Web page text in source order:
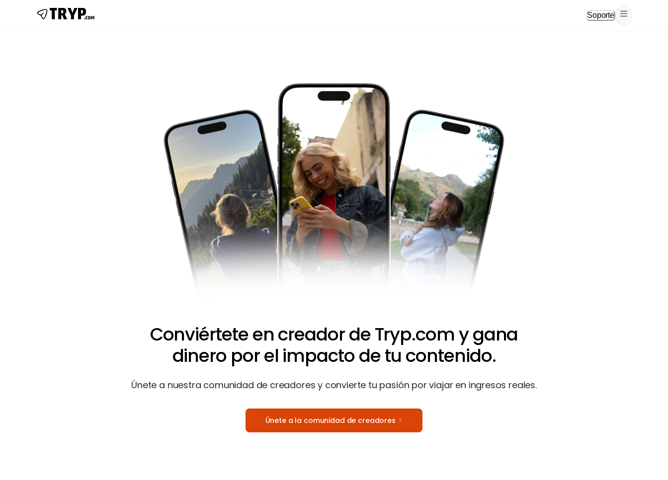
Soporte
Conviértete en creador de Tryp.com y gana
dinero por el impacto de tu contenido.
Únete a nuestra comunidad de creadores y convierte tu pasión por viajar en ingresos reales.
Únete a la comunidad de creadores